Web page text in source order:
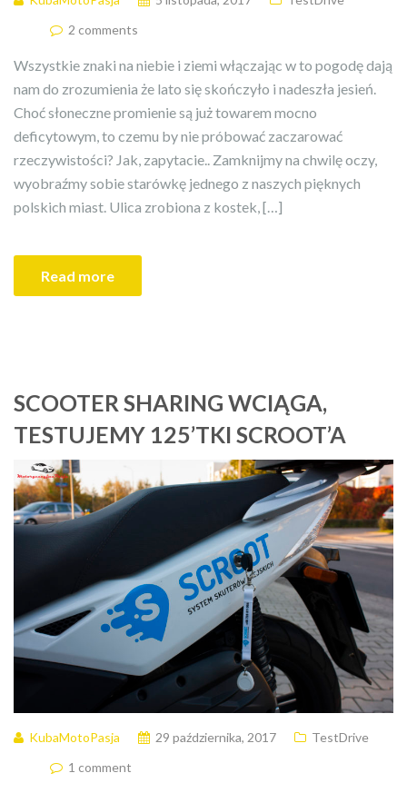
2 comments
Wszystkie znaki na niebie i ziemi włączając w to pogodę dają
nam do zrozumienia że lato się skończyło i nadeszła jesień.
Choć słoneczne promienie są już towarem mocno
deficytowym, to czemu by nie próbować zaczarować
rzeczywistości? Jak, zapytacie.. Zamknijmy na chwilę oczy,
wyobraźmy sobie starówkę jednego z naszych pięknych
polskich miast. Ulica zrobiona z kostek, […]
Read more
SCOOTER SHARING WCIĄGA,
TESTUJEMY 125’TKI SCROOT’A
KubaMotoPasja 29 października, 2017
TestDrive
1 comment